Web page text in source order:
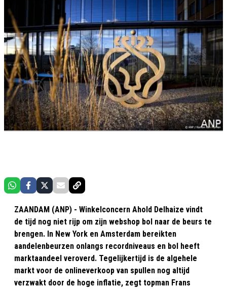
ZAANDAM (ANP) - Winkelconcern Ahold Delhaize vindt
de tijd nog niet rijp om zijn webshop bol naar de beurs te
brengen. In New York en Amsterdam bereikten
aandelenbeurzen onlangs recordniveaus en bol heeft
marktaandeel veroverd. Tegelijkertijd is de algehele
markt voor de onlineverkoop van spullen nog altijd
verzwakt door de hoge inflatie, zegt topman Frans